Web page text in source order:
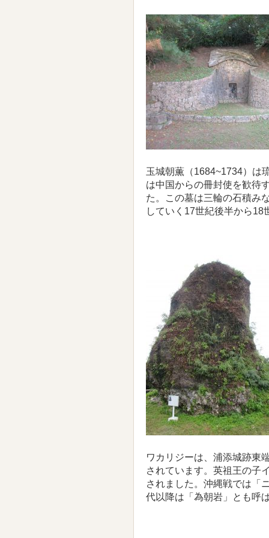
玉城朝薫（1684~1734）は
は中国からの冊封使を歓待
た。この墓は三輪の石積み
していく17世紀後半から18
ワカリジーは、浦添城跡東
されています。英祖王の子
されました。沖縄戦では「
代以降は「為朝岩」とも呼